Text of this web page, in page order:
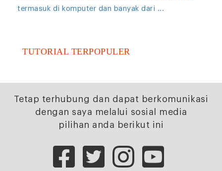
termasuk di komputer dan banyak dari ...
TUTORIAL TERPOPULER
Tetap terhubung dan dapat berkomunikasi
dengan saya melalui sosial media
pilihan anda berikut ini